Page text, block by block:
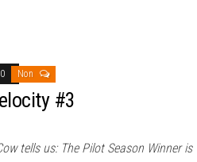
Non
#3
tells us: The Pilot Season Winner is